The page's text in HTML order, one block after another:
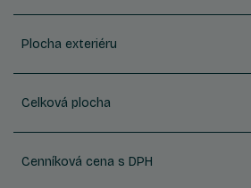
Plocha exteriéru
Celková plocha
Cenníková cena s DPH